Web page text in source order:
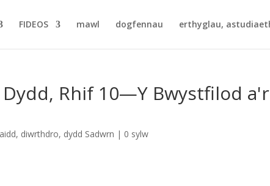
FIDEOS mawl dogfennau erthyglau,
Rhif 10—Y Bwystfilod a'r
, diwrthdro, dydd Sadwrn | 0 sylw